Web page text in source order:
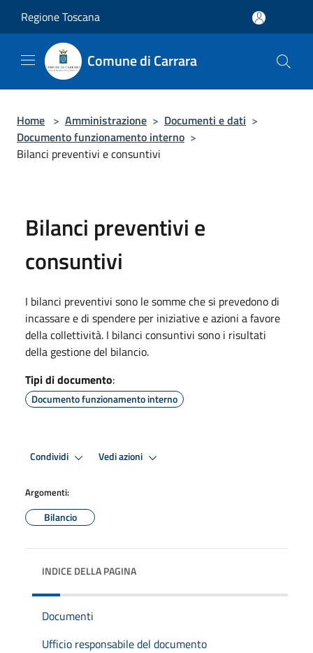
Regione Toscana
Comune di Carrara
Home > Amministrazione > Documenti e dati >
Documento funzionamento interno >
Bilanci preventivi e consuntivi
Bilanci preventivi e
consuntivi
I bilanci preventivi sono le somme che si prevedono di
incassare e di spendere per iniziative e azioni a favore
della collettività. I bilanci consuntivi sono i risultati
della gestione del bilancio.
Tipi di documento:
Documento funzionamento interno
Condividi Vedi azioni
Argomenti:
Bilancio
INDICE DELLA PAGINA
Documenti
Ufficio responsabile del documento